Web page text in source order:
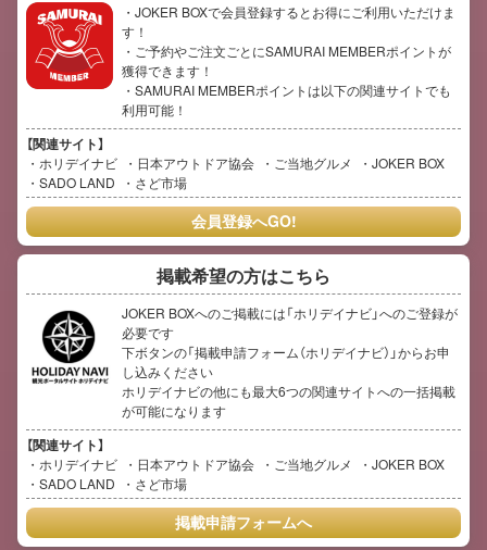
・JOKER BOXで会員登録するとお得にご利用いただけま
す！
・ご予約やご注文ごとにSAMURAI MEMBERポイントが
獲得できます！
・SAMURAI MEMBERポイントは以下の関連サイトでも
利用可能！
【関連サイト】
ホリデイナビ 日本アウトドア協会 ご当地グルメ
JOKER BOX
SADO LAND
さど市場
会員登録へGO!
掲載希望の方はこちら
JOKER BOXへのご掲載には「ホリデイナビ」へのご登録が
必要です
下ボタンの「掲載申請フォーム（ホリデイナビ）」からお申
し込みください
ホリデイナビの他にも最大6つの関連サイトへの一括掲載
が可能になります
【関連サイト】
ホリデイナビ 日本アウトドア協会 ご当地グルメ
JOKER BOX
SADO LAND
さど市場
掲載申請フォームへ